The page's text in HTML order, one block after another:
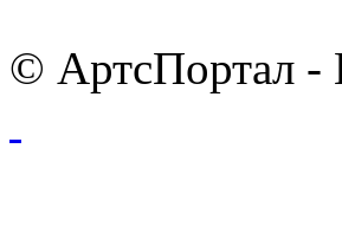
© АртсПортал -